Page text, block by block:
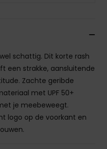
Fitness
Snow
schattig. Dit korte rash
een strakke, aansluitende
Zachte geribde
met UPF 50+
je meebeweegt.
logo op de voorkant en